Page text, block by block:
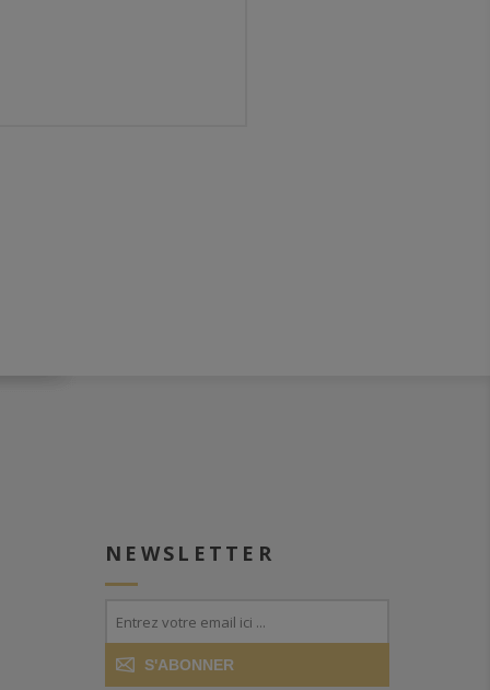
NEWSLETTER
S'ABONNER